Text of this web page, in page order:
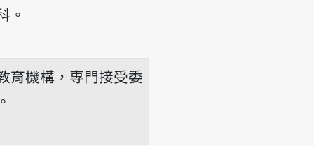
。
育機構，專門接受委